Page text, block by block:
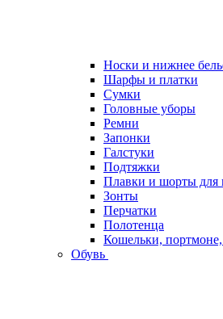
Носки и нижнее
Шарфы и платки
Сумки
Головные уборы
Ремни
Запонки
Галстуки
Подтяжки
Плавки и шорты для
Зонты
Перчатки
Полотенца
Кошельки,
Обувь